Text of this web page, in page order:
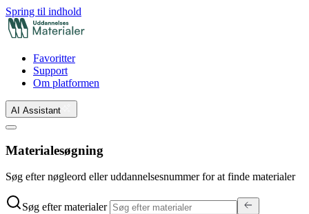
Spring til indhold
Favoritter
Support
Om platformen
AI Assistant
Materialesøgning
Søg efter nøgleord eller uddannelsesnummer for at finde materialer
Søg efter materialer